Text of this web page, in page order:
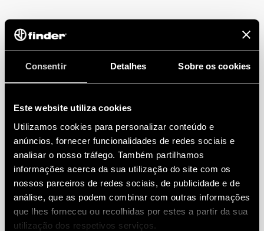
Consentir Detalhes Sobre os cookies
Este website utiliza cookies
Utilizamos cookies para personalizar conteúdo e
anúncios, fornecer funcionalidades de redes sociais e
analisar o nosso tráfego. Também partilhamos
informações acerca da sua utilização do site com os
nossos parceiros de redes sociais, de publicidade e de
análise, que as podem combinar com outras informações
que lhes forneceu ou recolhidas por estes a partir da sua
utilização dos respetivos serviços.